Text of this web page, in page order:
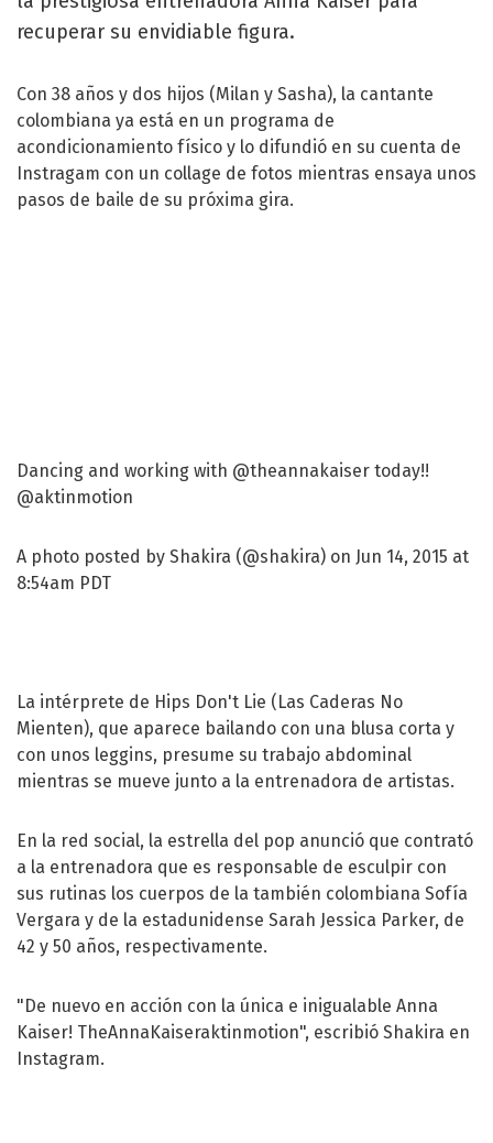
recuperar su envidiable figura.
Con 38 años y dos hijos (Milan y Sasha), la cantante
colombiana ya está en un programa de
acondicionamiento físico y lo difundió en su cuenta de
Instragam con un collage de fotos mientras ensaya unos
pasos de baile de su próxima gira.
Dancing and working with @theannakaiser today!!
@aktinmotion
A photo posted by Shakira (@shakira) on Jun 14, 2015 at
8:54am PDT
La intérprete de Hips Don't Lie (Las Caderas No
Mienten), que aparece bailando con una blusa corta y
con unos leggins, presume su trabajo abdominal
mientras se mueve junto a la entrenadora de artistas.
En la red social, la estrella del pop anunció que contrató
a la entrenadora que es responsable de esculpir con
sus rutinas los cuerpos de la también colombiana Sofía
Vergara y de la estadunidense Sarah Jessica Parker, de
42 y 50 años, respectivamente.
"De nuevo en acción con la única e inigualable Anna
Kaiser! TheAnnaKaiseraktinmotion", escribió Shakira en
Instagram.